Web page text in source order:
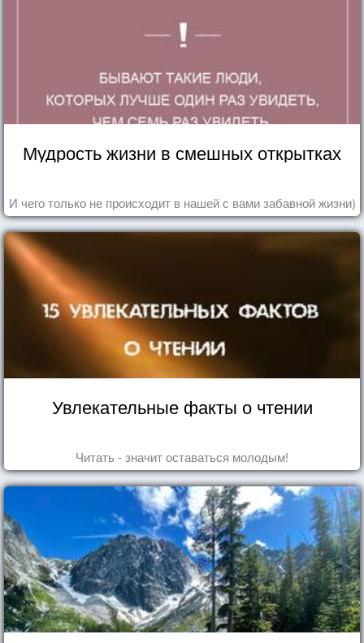
Мудрость жизни в смешных открытках
И чего только не происходит в нашей с вами забавной жизни)
Увлекательные факты о чтении
Читать - значит оставаться молодым!